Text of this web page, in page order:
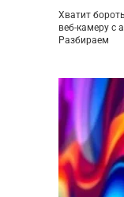
Хватит
веб-камеру с
Разбираем